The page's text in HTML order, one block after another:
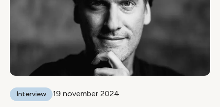
Interview 19 november 2024